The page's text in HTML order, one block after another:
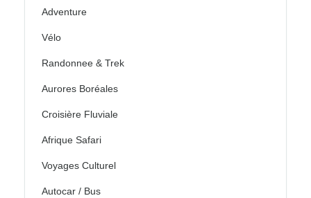
Adventure
Vélo
Randonnee & Trek
Aurores Boréales
Croisière Fluviale
Afrique Safari
Voyages Culturel
Autocar / Bus